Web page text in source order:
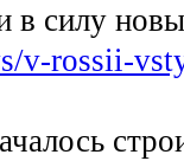
в силу
v-rossii-